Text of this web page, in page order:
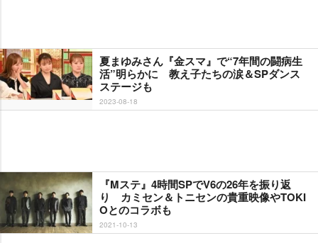
夏まゆみさん『金スマ』で“7年間の闘病生
活”明らかに 教え子たちの涙＆SPダンス
ステージも
2023-08-18
『Mステ』4時間SPでV6の26年を振り返
り カミセン＆トニセンの貴重映像やTOKI
Oとのコラボも
2021-10-13